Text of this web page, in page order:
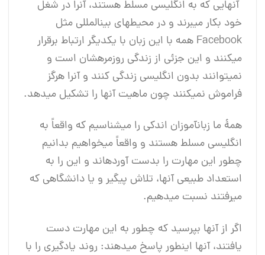
آنهایی که به انگلیسی مسلط هستند، آنرا در شغل
خود بکار می‎برند و در محیط‎های بین‎المللی مثل
Facebook همه با این زبان با یکدیگر ارتباط برقرار
می‎کنند و این جزئی از زندگی روزمره‎شان است و
نمی‎توانند بدون انگلیسی زندگی کنند و آنرا هرگز
فراموش نمی‎کنند چون ماهیت آنها را تشکیل می‎دهد.
همۀ ما زبان‎آموزان اندکی را می‎شناسیم که واقعاً به
انگلیسی مسلط هستند و واقعاً می‎خواهیم بدانیم
چطور این مهارت را بدست آورده‎اند و این را به
استعداد طبیعی آنها، تلاش پیگیر و یا دانشگاهی که
می‎رفتند نسبت می‎دهیم.
اگر از آنها بپرسید که چطور به این مهارت دست
یافتند، آنها اینطور پاسخ می‎دهند: روند یادگیری را با